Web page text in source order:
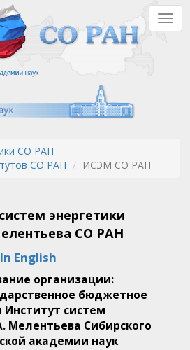
СО РАН
СО РАН
ИСЭМ СО РАН
энергетики
СО РАН
In English
организации:
бюджетное
систем
Мелентьева Сибирского
академии наук